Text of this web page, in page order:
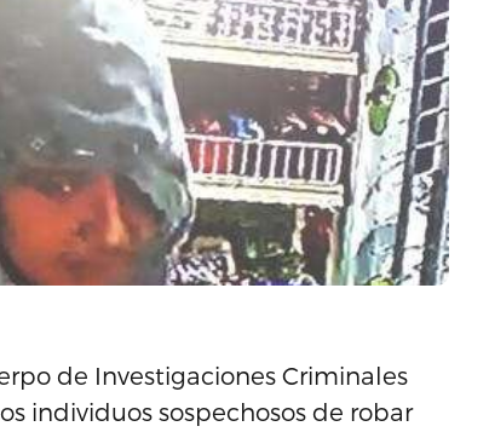
de Investigaciones Criminales
individuos sospechosos de robar